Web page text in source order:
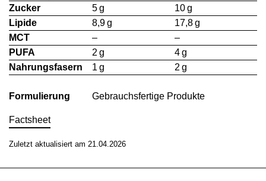
Zucker
5 g
10 g
Lipide
8,9 g
17,8 g
MCT
–
–
PUFA
2 g
4 g
Nahrungsfasern
1 g 2 g
Formulierung Gebrauchsfertige Produkte
Factsheet
Zuletzt aktualisiert am 21.04.2026